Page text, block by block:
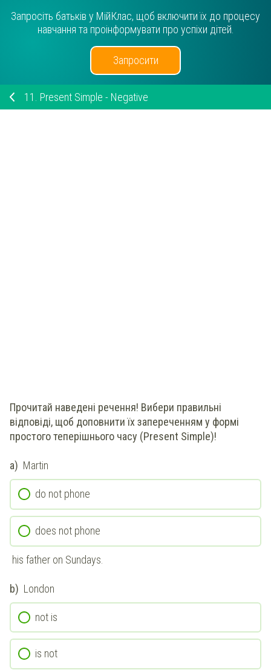
Запросіть батьків у МійКлас, щоб включити їх до процесу
навчання та проінформувати про успіхи дітей.
Запросити
11. Present Simple - Negative
Прочитай наведені речення! Вибери правильні
відповіді, щоб доповнити їх запереченням у формі
простого теперішнього часу (Present Simple)!
a) Martin
do not phone
does not phone
his father on Sundays.
b) London
not is
is not